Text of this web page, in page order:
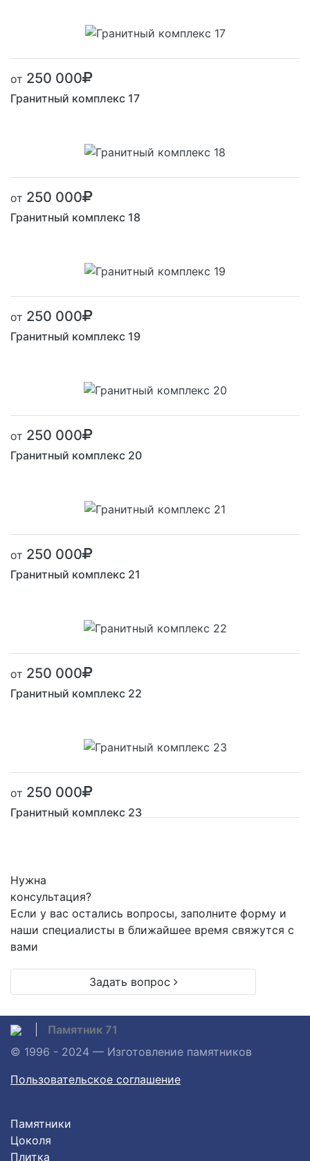
от 250 000
Гранитный комплекс 17
от 250 000
Гранитный комплекс 18
от 250 000
Гранитный комплекс 19
от 250 000
Гранитный комплекс 20
от 250 000
Гранитный комплекс 21
от 250 000
Гранитный комплекс 22
от 250 000
Гранитный комплекс 23
Нужна
консультация?
Если у вас остались вопросы, заполните форму и
наши специалисты в ближайшее время свяжутся с
вами
Задать вопрос
Памятник 71
© 1996 - 2024 — Изготовление памятников
Пользовательское соглашение
Памятники
Цоколя
Плитка